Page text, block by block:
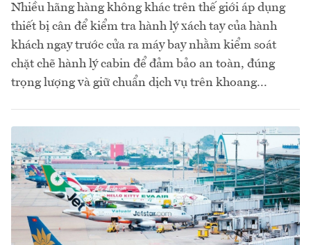
Nhiều hãng hàng không khác trên thế giới áp dụng
thiết bị cân để kiểm tra hành lý xách tay của hành
khách ngay trước cửa ra máy bay nhằm kiểm soát
chặt chẽ hành lý cabin để đảm bảo an toàn, đúng
trọng lượng và giữ chuẩn dịch vụ trên khoang...